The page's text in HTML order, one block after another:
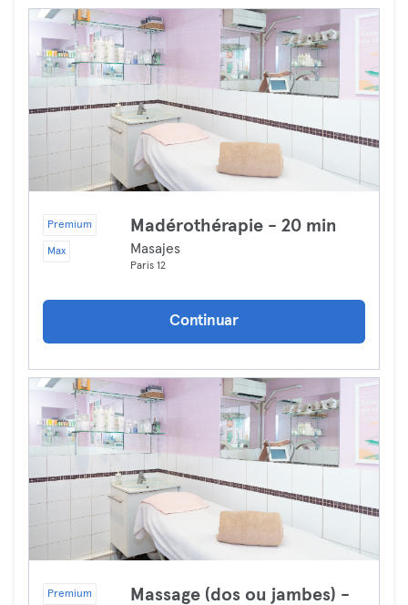
Premium
Max
Madérothérapie - 20 min
Masajes
Paris 12
Continuar
Premium
Massage (dos ou jambes) -